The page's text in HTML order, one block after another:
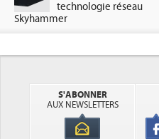
technologie réseau
Skyhammer
S'ABONNER
AUX NEWSLETTERS